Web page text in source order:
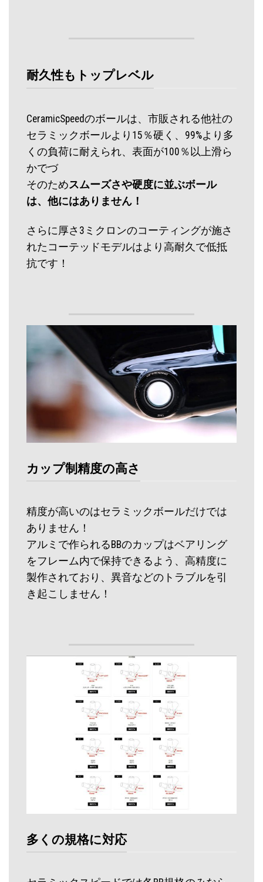
耐久性もトップレベル
CeramicSpeedのボールは、市販される他社の
セラミックボールより15％硬く、99%より多
くの負荷に耐えられ、表面が100％以上滑ら
かでづ
そのためスムーズさや硬度に並ぶボール
は、他にはありません！
さらに厚さ3ミクロンのコーティングが施さ
れたコーテッドモデルはより高耐久で低抵
抗です！
カップ制精度の高さ
精度が高いのはセラミックボールだけでは
ありません！
アルミで作られるBBのカップはベアリング
をフレーム内で保持できるよう、高精度に
製作されており、異音などのトラブルを引
き起こしません！
多くの規格に対応